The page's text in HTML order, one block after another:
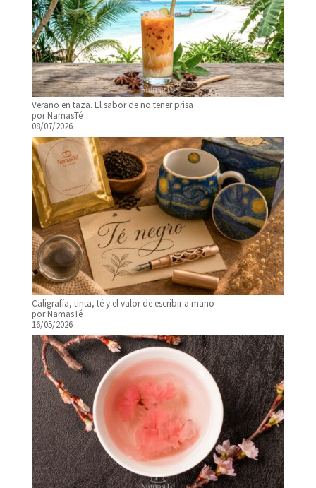
Verano en taza. El sabor de no tener prisa
por NamasTé
08/07/2026
Caligrafía, tinta, té y el valor de escribir a mano
por NamasTé
16/05/2026